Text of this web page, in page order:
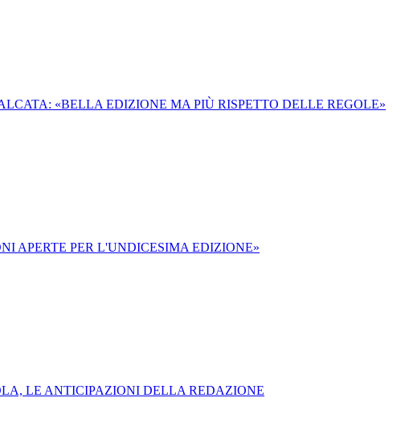
«BELLA EDIZIONE MA PIÙ RISPETTO DELLE REGOLE»
APERTE PER L'UNDICESIMA EDIZIONE»
LE ANTICIPAZIONI DELLA REDAZIONE